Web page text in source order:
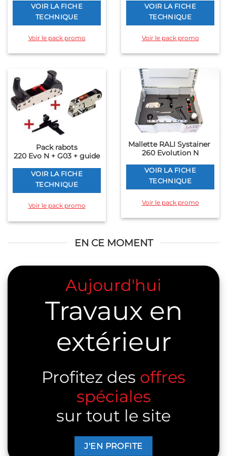
VOIR LA FICHE
TECHNIQUE
Voir le pack promo
VOIR LA FICHE
TECHNIQUE
Voir le pack promo
Pack rabots
220 Evo N + G03 + guide
VOIR LA FICHE
TECHNIQUE
Voir le pack promo
Mallette RALI Systainer
260 Evolution N
VOIR LA FICHE
TECHNIQUE
Voir le pack promo
EN CE MOMENT
Aujourd'hui
Travaux en
extérieur
Profitez des offres
spéciales
sur tout le site
J'EN PROFITE